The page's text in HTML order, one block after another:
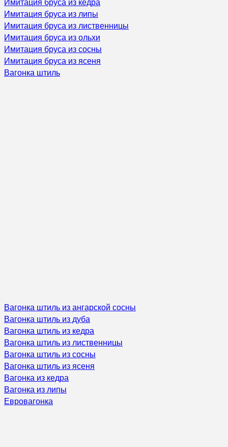
Имитация бруса из липы
Имитация бруса из лиственницы
Имитация бруса из ольхи
Имитация бруса из сосны
Имитация бруса из ясеня
Вагонка штиль
Вагонка штиль из ангарской сосны
Вагонка штиль из дуба
Вагонка штиль из кедра
Вагонка штиль из лиственницы
Вагонка штиль из сосны
Вагонка штиль из ясеня
Вагонка из кедра
Вагонка из липы
Евровагонка